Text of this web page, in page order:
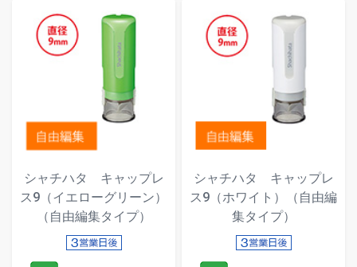
シャチハタ キャップレ
ス9（イエローグリーン）
（自由編集タイプ）
シャチハタ キャップレ
ス9（ホワイト）（自由編
集タイプ）